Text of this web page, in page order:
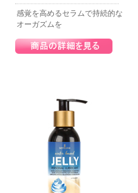
感覚を高めるセラムで持続的な
オーガズムを